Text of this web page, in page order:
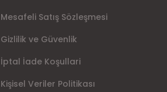
Mesafeli Satış Sözleşmesi
Gizlilik ve Güvenlik
İptal İade Koşullari
Kişisel Veriler Politikası